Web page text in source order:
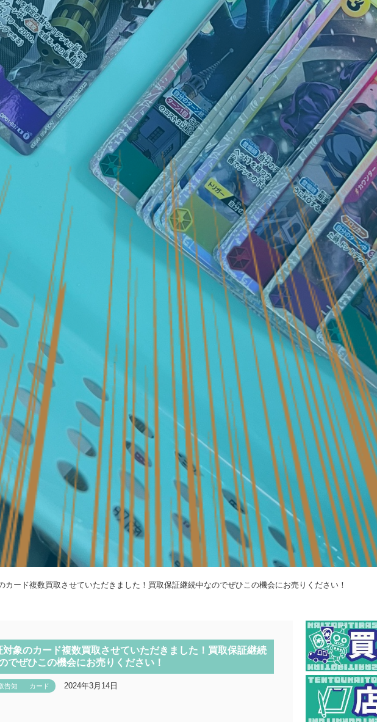
カード複数買取させていただきました！買取保証継続中なのでぜひこの機会にお売りください！
象のカード複数買取させていただきました！買取保証継続
でぜひこの機会にお売りください！
告知 カード 2024年3月14日